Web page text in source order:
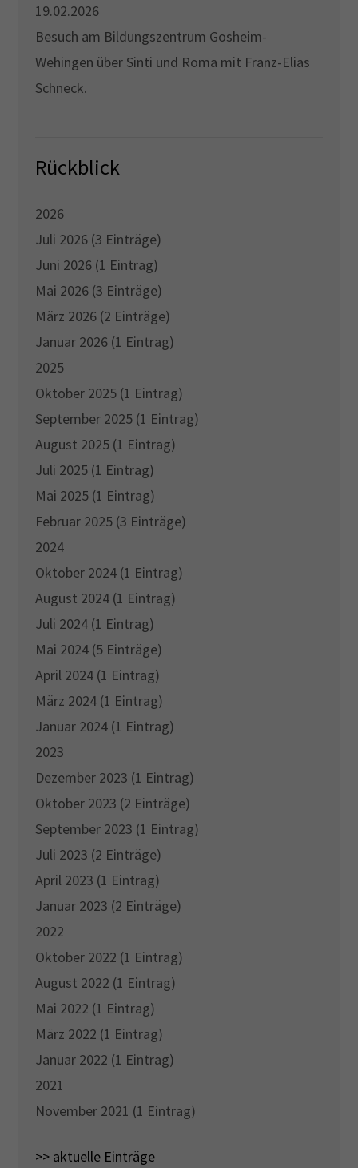
19.02.2026
Besuch am Bildungszentrum Gosheim-
Wehingen über Sinti und Roma mit Franz-Elias
Schneck.
Rückblick
2026
Juli 2026 (3 Einträge)
Juni 2026 (1 Eintrag)
Mai 2026 (3 Einträge)
März 2026 (2 Einträge)
Januar 2026 (1 Eintrag)
2025
Oktober 2025 (1 Eintrag)
September 2025 (1 Eintrag)
August 2025 (1 Eintrag)
Juli 2025 (1 Eintrag)
Mai 2025 (1 Eintrag)
Februar 2025 (3 Einträge)
2024
Oktober 2024 (1 Eintrag)
August 2024 (1 Eintrag)
Juli 2024 (1 Eintrag)
Mai 2024 (5 Einträge)
April 2024 (1 Eintrag)
März 2024 (1 Eintrag)
Januar 2024 (1 Eintrag)
2023
Dezember 2023 (1 Eintrag)
Oktober 2023 (2 Einträge)
September 2023 (1 Eintrag)
Juli 2023 (2 Einträge)
April 2023 (1 Eintrag)
Januar 2023 (2 Einträge)
2022
Oktober 2022 (1 Eintrag)
August 2022 (1 Eintrag)
Mai 2022 (1 Eintrag)
März 2022 (1 Eintrag)
Januar 2022 (1 Eintrag)
2021
November 2021 (1 Eintrag)
>> aktuelle Einträge